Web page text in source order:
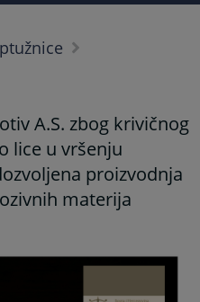
A.S. zbog krivičnog
lice u vršenju
proizvodnja
materija